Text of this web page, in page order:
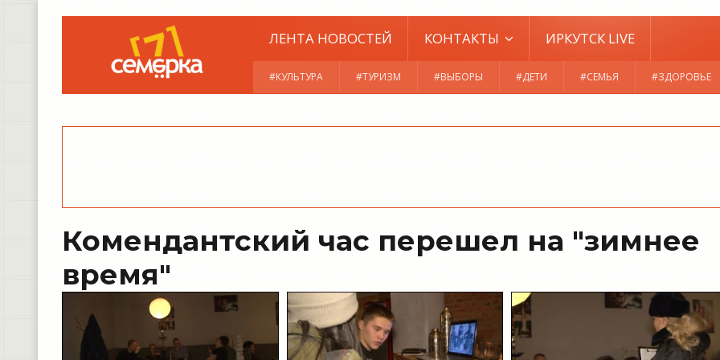
ЛЕНТА НОВОСТЕЙ КОНТАКТЫ ИРКУТСК LIVE
#КУЛЬТУРА #ТУРИЗМ #ВЫБОРЫ #ДЕТИ #СЕМЬЯ #ЗДОРОВЬЕ
Комендантский час перешел на "зимнее
время"